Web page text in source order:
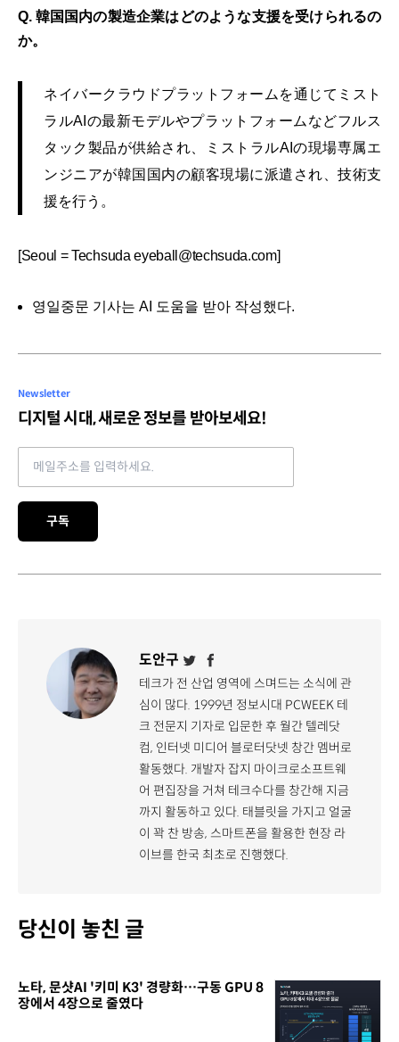
Q. 韓国国内の製造企業はどのような支援を受けられるの
か。
ネイバークラウドプラットフォームを通じてミスト
ラルAIの最新モデルやプラットフォームなどフルス
タック製品が供給され、ミストラルAIの現場専属エ
ンジニアが韓国国内の顧客現場に派遣され、技術支
援を行う。
[Seoul = Techsuda eyeball@techsuda.com]
영일중문 기사는 AI 도움을 받아 작성했다.
Newsletter
디지털 시대, 새로운 정보를 받아보세요!
Email address
구독
도안구
테크가 전 산업 영역에 스며드는 소식에 관
심이 많다. 1999년 정보시대 PCWEEK 테
크 전문지 기자로 입문한 후 월간 텔레닷
컴, 인터넷 미디어 블로터닷넷 창간 멤버로
활동했다. 개발자 잡지 마이크로소프트웨
어 편집장을 거쳐 테크수다를 창간해 지금
까지 활동하고 있다. 태블릿을 가지고 얼굴
이 꽉 찬 방송, 스마트폰을 활용한 현장 라
이브를 한국 최초로 진행했다.
당신이 놓친 글
노타, 문샷AI '키미 K3' 경량화…구동 GPU 8
장에서 4장으로 줄였다